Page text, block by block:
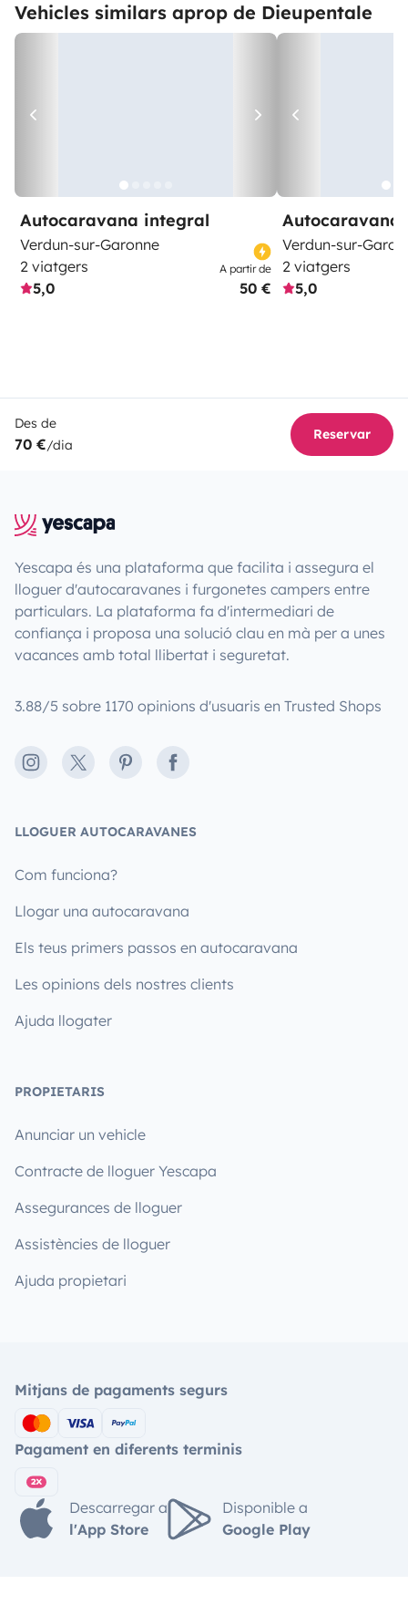
Vehicles similars aprop de Dieupentale
Autocaravana integral
Verdun-sur-Garonne
2 viatgers
5,0
A partir de
50 €
Autocaravana
Verdun-sur-
2 viatgers
5,0
Des de
70 €/dia
Reservar
Yescapa és una plataforma que facilita i assegura el
lloguer d'autocaravanes i furgonetes campers entre
particulars. La plataforma fa d'intermediari de
confiança i proposa una solució clau en mà per a unes
vacances amb total llibertat i seguretat.
3.88/5 sobre 1170 opinions d'usuaris en Trusted Shops
Instagram
X PinterestFacebook
LLOGUER AUTOCARAVANES
Com funciona?
Llogar una autocaravana
Els teus primers passos en autocaravana
Les opinions dels nostres clients
Ajuda llogater
PROPIETARIS
Anunciar un vehicle
Contracte de lloguer Yescapa
Assegurances de lloguer
Assistències de lloguer
Ajuda propietari
Mitjans de pagaments segurs
Pagament en diferents terminis
Descarregar a
l'App Store
Disponible a
Google Play